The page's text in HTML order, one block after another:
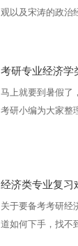
观以及宋涛的政治
考研专业经济学
马上就要到暑假了
考研小编为大家整
经济类专业复习
关于要备考考研经
道如何下手，找不